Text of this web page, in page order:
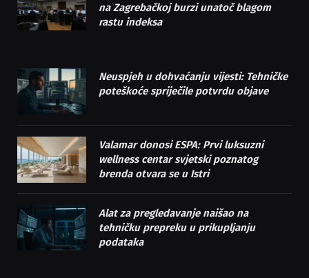
na Zagrebačkoj burzi unatoč blagom
rastu indeksa
Neuspjeh u dohvaćanju vijesti: Tehničke
poteškoće spriječile potvrdu objave
Valamar donosi ESPA: Prvi luksuzni
wellness centar svjetski poznatog
brenda otvara se u Istri
Alat za pregledavanje naišao na
tehničku prepreku u prikupljanju
podataka